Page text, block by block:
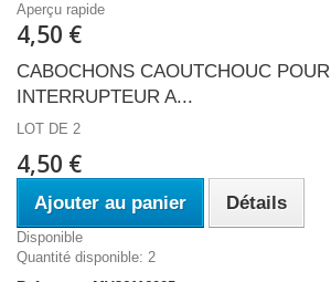
Aperçu rapide
4,50 €
CABOCHONS CAOUTCHOUC POUR
INTERRUPTEUR A...
LOT DE 2
4,50 €
Ajouter au panier Détails
Disponible
Quantité disponible: 2